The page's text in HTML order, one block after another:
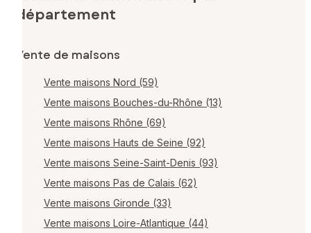
département
Vente de maisons
Vente maisons Nord (59)
Vente maisons Bouches-du-Rhône (13)
Vente maisons Rhône (69)
Vente maisons Hauts de Seine (92)
Vente maisons Seine-Saint-Denis (93)
Vente maisons Pas de Calais (62)
Vente maisons Gironde (33)
Vente maisons Loire-Atlantique (44)